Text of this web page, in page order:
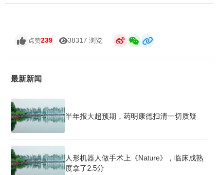
点赞239 38317 浏览
最新新闻
半年报大超预期，药明康德扫清一切质疑
人形机器人做手术上《Nature》，临床成熟
度拿了2.5分